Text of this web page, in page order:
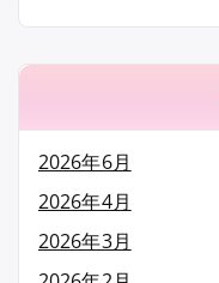
2026年6月
2026年4月
2026年3月